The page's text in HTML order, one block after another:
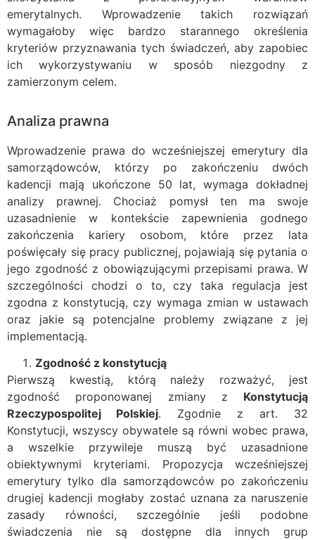
emerytalnych. Wprowadzenie takich rozwiązań
wymagałoby więc bardzo starannego określenia
kryteriów przyznawania tych świadczeń, aby zapobiec
ich wykorzystywaniu w sposób niezgodny z
zamierzonym celem.
Analiza prawna
Wprowadzenie prawa do wcześniejszej emerytury dla
samorządowców, którzy po zakończeniu dwóch
kadencji mają ukończone 50 lat, wymaga dokładnej
analizy prawnej. Chociaż pomysł ten ma swoje
uzasadnienie w kontekście zapewnienia godnego
zakończenia kariery osobom, które przez lata
poświęcały się pracy publicznej, pojawiają się pytania o
jego zgodność z obowiązującymi przepisami prawa. W
szczególności chodzi o to, czy taka regulacja jest
zgodna z konstytucją, czy wymaga zmian w ustawach
oraz jakie są potencjalne problemy związane z jej
implementacją.
Zgodność z konstytucją
Pierwszą kwestią, którą należy rozważyć, jest
zgodność proponowanej zmiany z Konstytucją
Rzeczypospolitej Polskiej. Zgodnie z art. 32
Konstytucji, wszyscy obywatele są równi wobec prawa,
a wszelkie przywileje muszą być uzasadnione
obiektywnymi kryteriami. Propozycja wcześniejszej
emerytury tylko dla samorządowców po zakończeniu
drugiej kadencji mogłaby zostać uznana za naruszenie
zasady równości, szczególnie jeśli podobne
świadczenia nie są dostępne dla innych grup